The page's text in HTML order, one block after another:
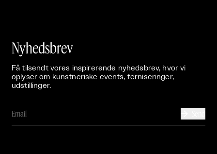
Nyhedsbrev
Få tilsendt vores inspirerende nyhedsbrev, hvor vi
oplyser om kunstneriske events, ferniseringer,
udstillinger.